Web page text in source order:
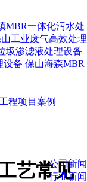
MBR一体化污水处
工业废气高效处理
圾渗滤液处理设备
设备 保山海森MBR
程项目案例
公司新闻
行业新闻
艺常见